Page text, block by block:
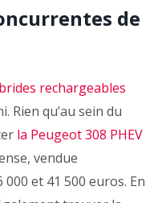
de
rechargeables
Rien qu’au sein du
la Peugeot 308 PHEV
vendue
et 41 500 euros. En